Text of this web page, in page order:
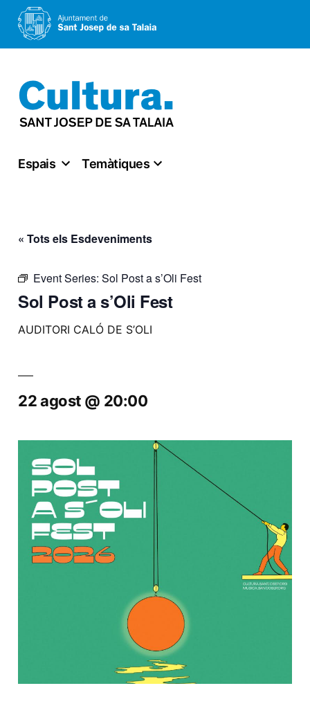
al
contingut
Espais Temàtiques
« Tots els Esdeveniments
Event Series:Sol Post a s’Oli Fest
Sol Post a s’Oli Fest
AUDITORI CALÓ DE S’OLI
22 agost @ 20:00